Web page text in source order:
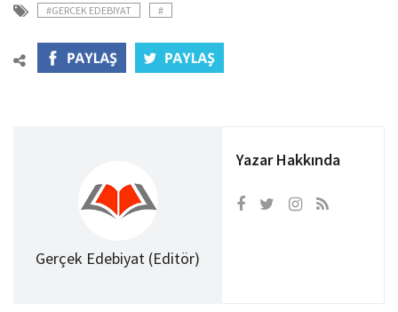
#GERCEK EDEBIYAT #
Gerçek Edebiyat (Editör)
Yazar Hakkında